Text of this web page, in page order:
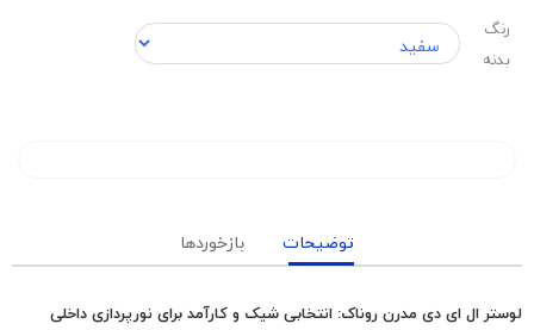
رنگ
بدنه
توضیحات بازخوردها
لوستر ال ای دی مدرن روناک: انتخابی شیک و کارآمد برای نورپردازی داخلی